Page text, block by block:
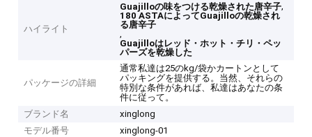
ハイライト
Guajilloの味をつける乾燥された唐辛子,
180 ASTAによってGuajilloの乾燥され
る唐辛子
,
Guajilloはレッド・ホット・チリ・ペッ
パーズを乾燥した
パッケージの詳細
通常私達は25のkg/袋かカートンとして
パッキングを提供する。当然、それらの
特別な条件があれば、私達はあなたの条
件に従って。
ブランド名
xinglong
モデル番号
xinglong-01